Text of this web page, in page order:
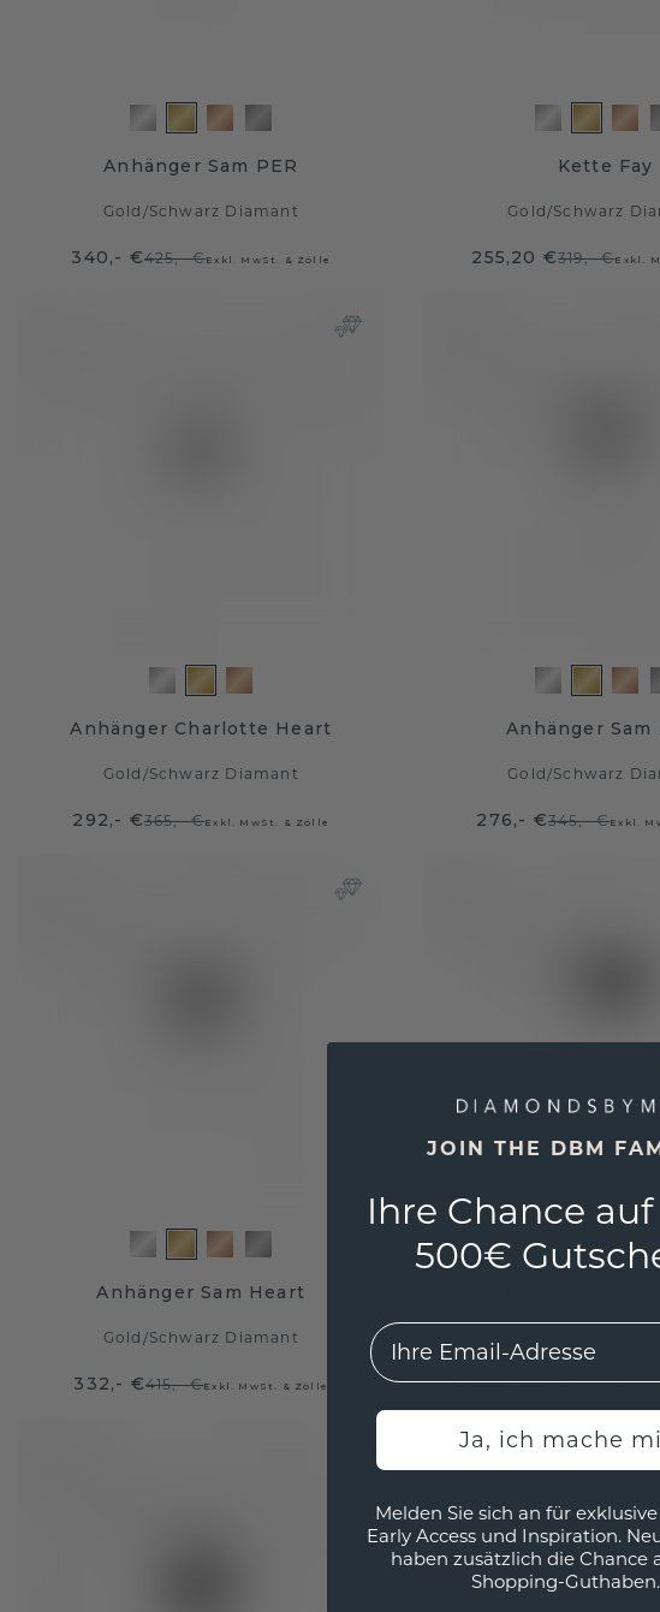
Anhänger Sam PER
Gold /Schwarz Diamant
340,- €425,- €Exkl. MwSt. & Zölle
Kette Fay
Gold /Schwarz
255,20 €319,- €Exkl.
Anhänger Charlotte Heart
Gold /Schwarz Diamant
292,- €365,- €Exkl. MwSt. & Zölle
Anhänger Sam
Gold/Schwarz
276,- €345,- €Exkl.
Anhänger Sam Heart
Gold /Schwarz Diamant
332,- €415,- €Exkl. MwSt. & Zölle 1.047,20 €1.309,- €
JOIN THE DBM
Ihre Chance
500€
EMail
Ja, ich mache
Melden Sie sich an für
Early Access und Inspiration.
haben zusätzlich die Chance
Shopping-Guthaben.